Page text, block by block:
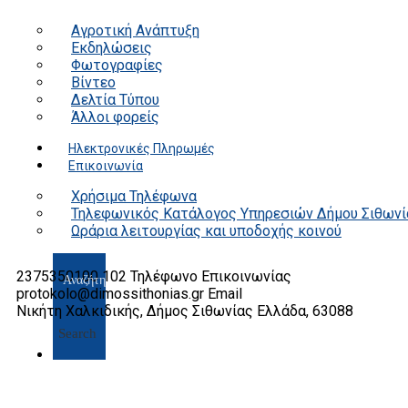
Αγροτική Ανάπτυξη
Εκδηλώσεις
Φωτογραφίες
Βίντεο
Δελτία Τύπου
Άλλοι φορείς
Ηλεκτρονικές Πληρωμές
Επικοινωνία
Χρήσιμα Τηλέφωνα
Τηλεφωνικός Κατάλογος Υπηρεσιών Δήμου
Ωράρια λειτουργίας και υποδοχής κοινού
Search
2375350100 102 Τηλέφωνο Επικοινωνίας
protokolo@dimossithonias.gr Email
Νικήτη Χαλκιδικής, Δήμος Σιθωνίας Ελλάδα, 63088